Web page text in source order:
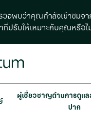
วจพบว่าคุณกำลังเข้าชมจ
ที่ปรับให้เหมาะกับคุณหรือไ
ผู้เชี่ยวชาญด้านการดูแ
ปาก